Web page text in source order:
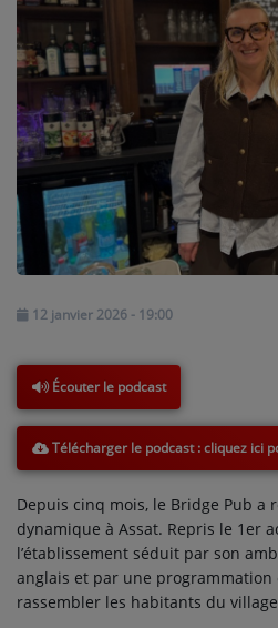
MÉDIAS
PODCASTS - SAISON 2026/2027
NOS PROGRAMMES COURTS
ARCHIVES - SAISONS PASSÉES
VOS ÉMISSIONS EN IMAGES
PHOTOS
VOTRE PUBLICITÉ SUR PONTACQ
LOCATION DE STUDIOS
ÉDUCATION AUX MÉDIAS ET À
L'INFORMATION
EN QUOI ÇA CONSISTE ?
ÉCOUTEZ LES PRODUCTIONS
12 janvier 2026 - 19:00
Écouter le podcast
Télécharger le podcast
Depuis cinq mois, le Bridge Pub a
dynamique à Assat. Repris le 1er
l’établissement séduit par son
anglais et par une programmation
rassembler les habitants du